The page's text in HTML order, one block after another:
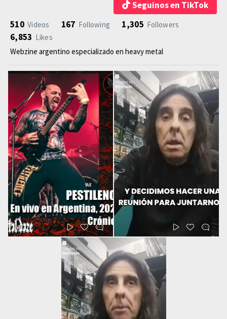
Seguinos en TikTok
510 Videos 167 Following 1,305 Followers
6,853 Likes
Webzine argentino especializado en heavy metal